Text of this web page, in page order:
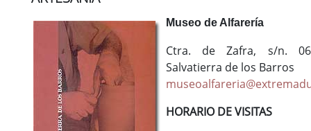
Museo de Alfarería
Ctra. de Zafra, s/n.
Salvatierra de los Barros
HORARIO DE VISITAS